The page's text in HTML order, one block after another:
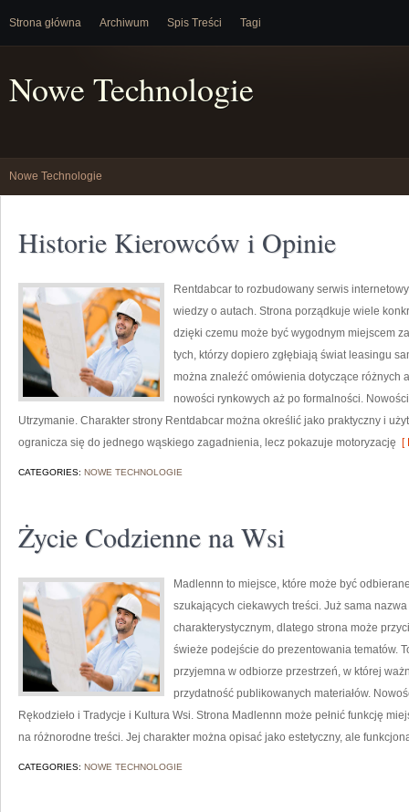
Strona główna Archiwum Spis Treści Tagi
Nowe Technologie
Nowe Technologie
Historie Kierowców i Opinie
Rentdabcar to rozbudowany serwis
wiedzy o autach. Strona porządkuje wiele
dzięki czemu może być wygodnym miejscem
tych, którzy dopiero zgłębiają świat leasingu
można znaleźć omówienia dotyczące różnych
nowości rynkowych aż po formalności.
Utrzymanie. Charakter strony Rentdabcar można określić jako praktyczny i
ogranicza się do jednego wąskiego zagadnienia, lecz pokazuje motoryzację [
CATEGORIES: NOWE TECHNOLOGIE
Życie Codzienne na Wsi
Madlennn to miejsce, które może być
szukających ciekawych treści. Już sama
charakterystycznym, dlatego strona może
świeże podejście do prezentowania tematów.
przyjemna w odbiorze przestrzeń, w której
przydatność publikowanych materiałów.
Rękodzieło i Tradycje i Kultura Wsi. Strona Madlennn może pełnić funkcję
na różnorodne treści. Jej charakter można opisać jako estetyczny, ale
CATEGORIES: NOWE TECHNOLOGIE